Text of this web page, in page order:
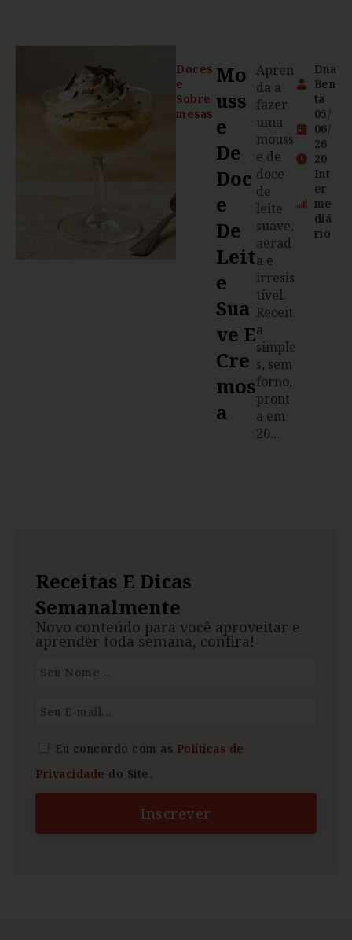
Doces
e
Sobre
mesas
Mo
Uss
E
De
Doc
E
De
Leit
E
Sua
Ve E
Cre
Mos
A
Apren
da a
fazer
uma
mouss
e de
doce
de
leite
suave,
aerad
a e
irresis
tível.
Receit
a
simple
s, sem
forno,
pront
a em
20...
Dna
Ben
ta
05/
06/
26
20
Int
er
me
diá
rio
Receitas E Dicas
Semanalmente
Novo conteúdo para você aproveitar e
aprender toda semana, confira!
Eu concordo com as Políticas de
Privacidade do Site.
Inscrever